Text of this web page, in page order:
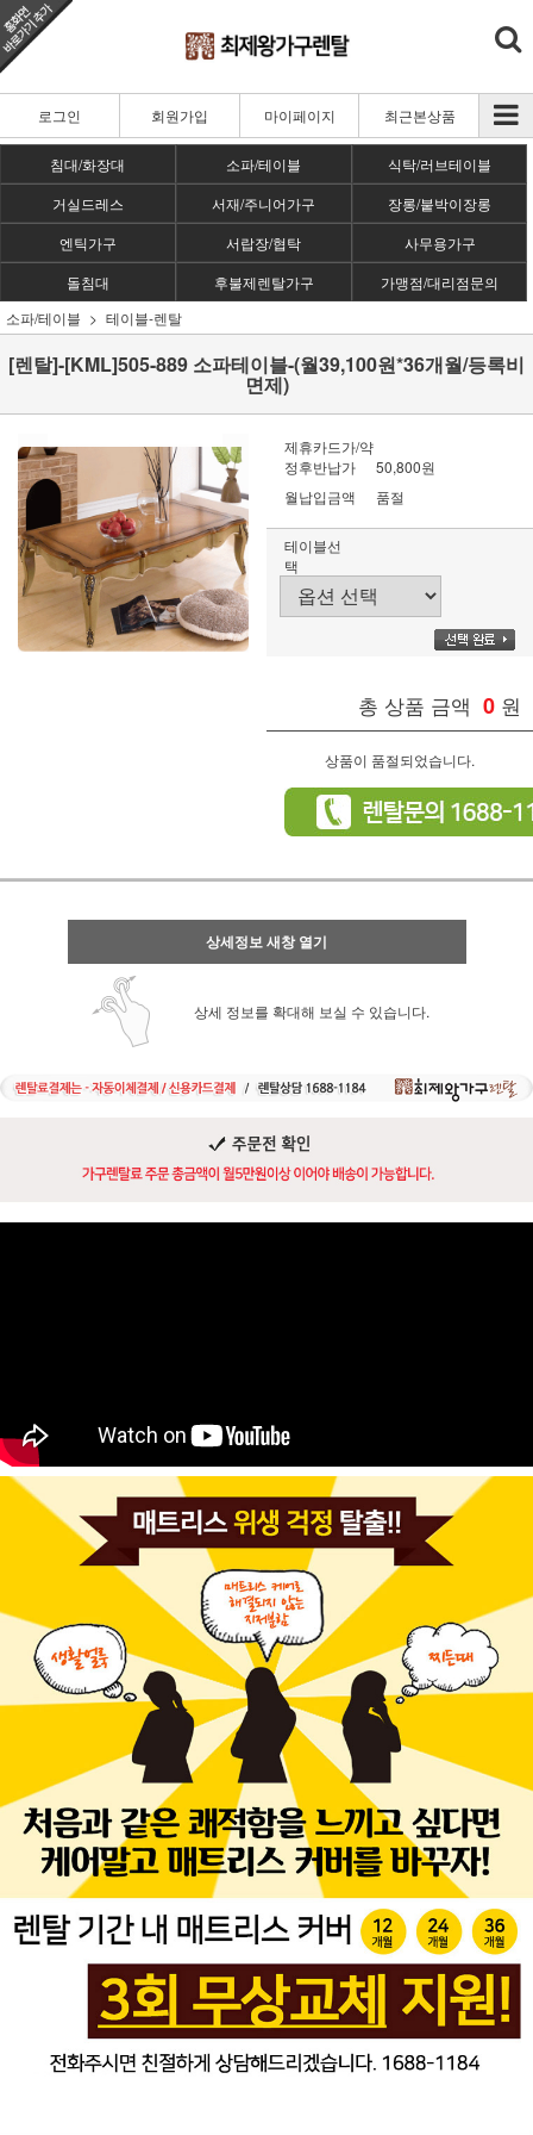
로그인 회원가입 마이페이지 최근본상품
침대/화장대 소파/테이블
식탁/러브테이블
거실드레스
서재/주니어가구
장롱/붙박이장롱
엔틱가구
서랍장/협탁
사무용가구
돌침대
후불제렌탈가구
가맹점/대리점문의
소파/테이블
테이블-렌탈
[렌탈]-[KML]505-889 소파테이블-(월39,100원*36개월/등록비
면제)
제휴카드가/약
정후반납가
50,800원
월납입금액
품절
테이블선
택
총 상품 금액 0 원
상품이 품절되었습니다.
상세정보 새창 열기
상세 정보를 확대해 보실 수 있습니다.